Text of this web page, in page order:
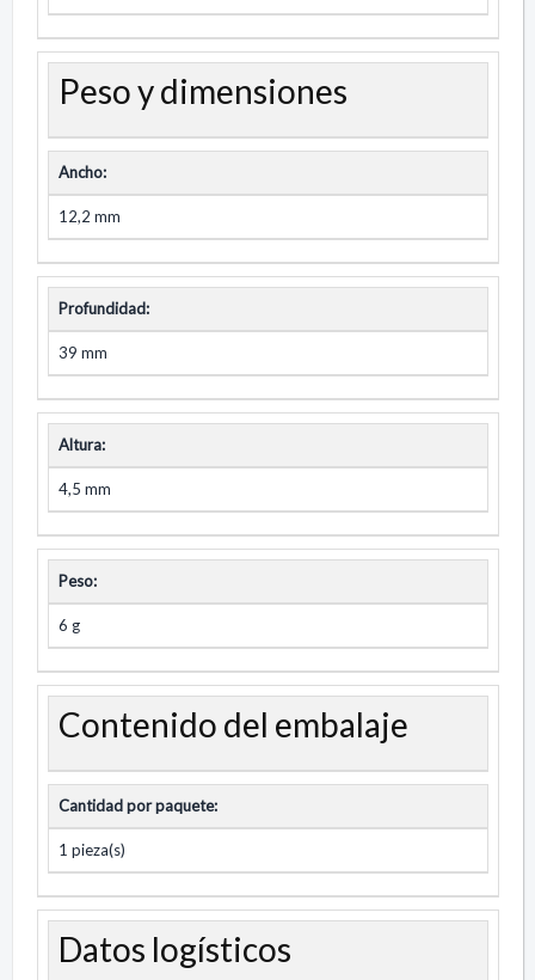
Peso y dimensiones
Ancho:
12,2 mm
Profundidad:
39 mm
Altura:
4,5 mm
Peso:
6 g
Contenido del embalaje
Cantidad por paquete:
1 pieza(s)
Datos logísticos